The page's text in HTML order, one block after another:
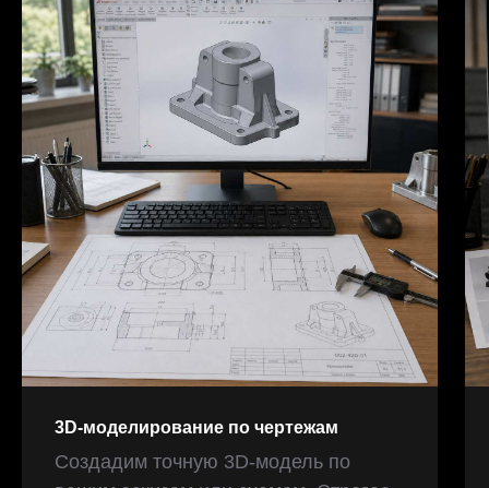
3D-моделирование по чертежам
Создадим точную 3D-модель по